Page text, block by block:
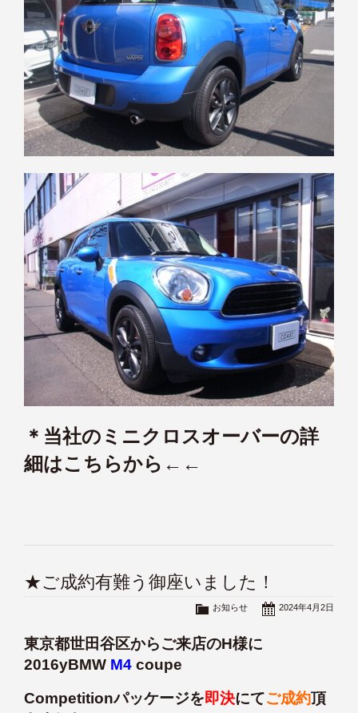
＊当社のミニクロスオーバーの詳
細はこちらから←←
★ご成約有難う御座いました！
2024年4月2日
お知らせ
東京都世田谷区からご来店のH様に
2016yBMW M4 coupe
Competitionパッケージを即決にてご成約頂